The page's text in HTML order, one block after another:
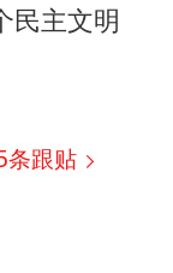
民主文明
条跟贴